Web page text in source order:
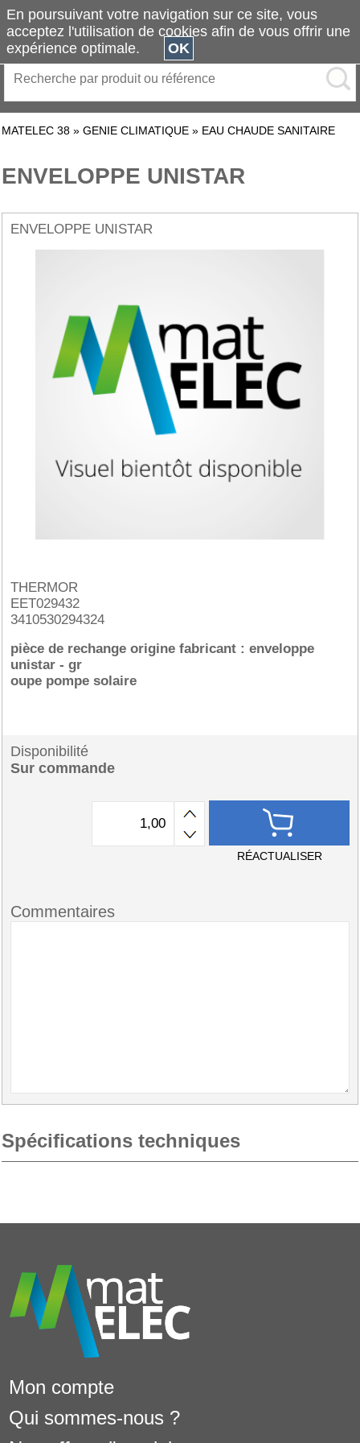
MATELEC 38 » GENIE CLIMATIQUE » EAU CHAUDE SANITAIRE
ENVELOPPE UNISTAR
ENVELOPPE UNISTAR
THERMOR
EET029432
3410530294324
pièce de rechange origine fabricant : enveloppe
unistar - gr
oupe pompe solaire
Disponibilité
Sur commande
RÉACTUALISER
Commentaires
Spécifications techniques
Mon compte
Qui sommes-nous ?
En poursuivant votre navigation sur ce site, vous
acceptez l'utilisation de cookies afin de vous offrir une
expérience optimale.
OK